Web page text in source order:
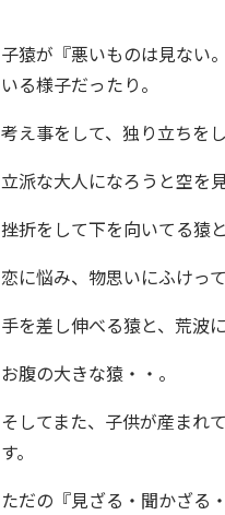
子猿が『悪いものは見ない
いる様子だったり。
考え事をして、独り立ちを
立派な大人になろうと空を
挫折をして下を向いてる猿
恋に悩み、物思いにふけっ
手を差し伸べる猿と、荒波
お腹の大きな猿・・。
そしてまた、子供が産まれ
す。
ただの『見ざる・聞かざる